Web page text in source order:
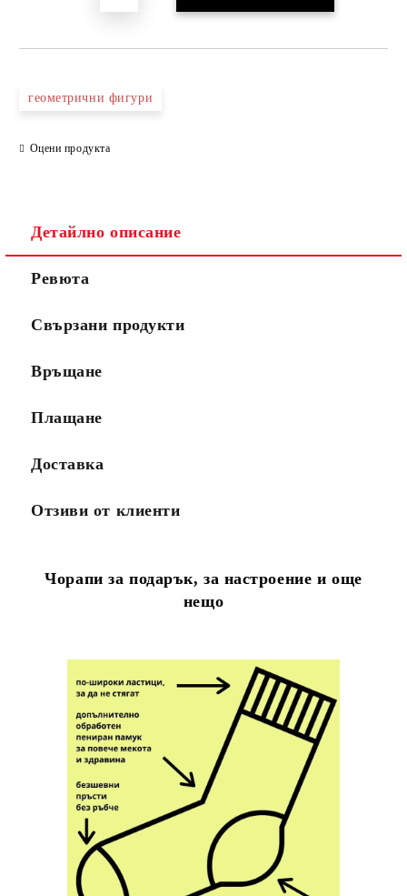
геометрични фигури
Оцени продукта
Детайлно описание
Ревюта
Свързани продукти
Връщане
Плащане
Доставка
Отзиви от клиенти
Чорапи за подарък, за настроение и още
нещо